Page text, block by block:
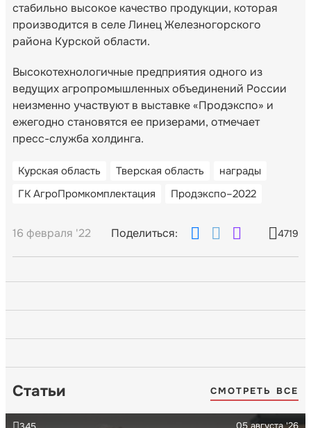
стабильно высокое качество продукции, которая
производится в селе Линец Железногорского
района Курской области.
Высокотехнологичные предприятия одного из
ведущих агропромышленных объединений России
неизменно участвуют в выставке «Продэкспо» и
ежегодно становятся ее призерами, отмечает
пресс-служба холдинга.
Курская область Тверская область
награды
ГК АгроПромкомплектация
Продэкспо–2022
16 февраля '22 Поделиться: 4719
Статьи СМОТРЕТЬ ВСЕ